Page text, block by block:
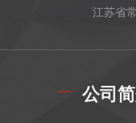
江苏省
公司